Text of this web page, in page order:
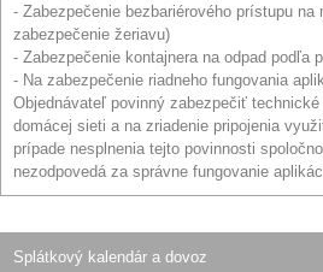
- Zabezpečenie bezbariérového prístupu na
zabezpečenie žeriavu)
- Zabezpečenie kontajnera na odpad podľa
- Na zabezpečenie riadneho fungovania
Objednávateľ povinný zabezpečiť
domácej sieti a na zriadenie pripojenia
prípade nesplnenia tejto povinnosti
nezodpovedá za správne fungovanie
Splátkový kalendár a dovoz